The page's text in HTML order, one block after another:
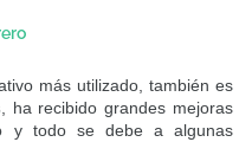
más utilizado, también es
, ha recibido grandes mejoras
y todo se debe a algunas